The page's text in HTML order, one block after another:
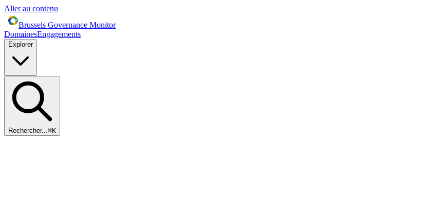
Aller au contenu
Brussels Governance Monitor
DomainesEngagements
Explorer
Rechercher...⌘K